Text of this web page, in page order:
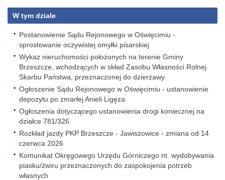
W tym dziale
Postanowienie Sądu Rejonowego w Oświęcimiu -
sprostowanie oczywistej omyłki pisarskiej
Wykaz nieruchomości położonych na terenie Gminy
Brzeszcze, wchodzących w skład Zasobu Własności Rolnej
Skarbu Państwa, przeznaczonej do dzierżawy.
Ogłoszenie Sądu Rejonowego w Oświęcimiu - ustanowienie
depozytu po zmarłej Anieli Ligęza
Ogłoszenia dotyczącego ustanowienia drogi koniecznej na
działce 781/326
Rozkład jazdy PKP Brzeszcze - Jawiszowice - zmiana od 14
czerwca 2026
Komunikat Okręgowego Urzędu Górniczego nt. wydobywania
piasku/żwiru przeznaczonych do zaspokojenia potrzeb
własnych